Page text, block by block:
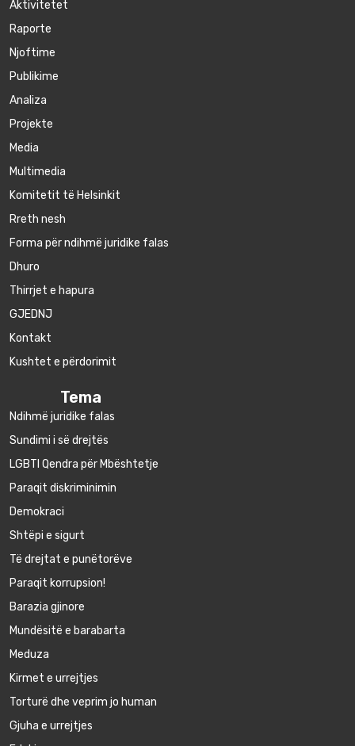
Aktivitetet
Raporte
Njoftime
Publikime
Аnaliza
Projekte
Media
Multimedia
Komitetit të Helsinkit
Rreth nesh
Forma për ndihmë juridike falas
Dhuro
Thirrjet e hapura
GJEDNJ
Kontakt
Kushtet e përdorimit
Tema
Ndihmë juridike falas
Sundimi i së drejtës
LGBTI Qendra për Mbështetje
Paraqit diskriminimin
Demokraci
Shtëpi e sigurt
Të drejtat e punëtorëve
Paraqit korrupsion!
Barazia gjinore
Mundësitë e barabarta
Meduza
Kirmet e urrejtjes
Torturë dhe veprim jo human
Gjuha e urrejtjes